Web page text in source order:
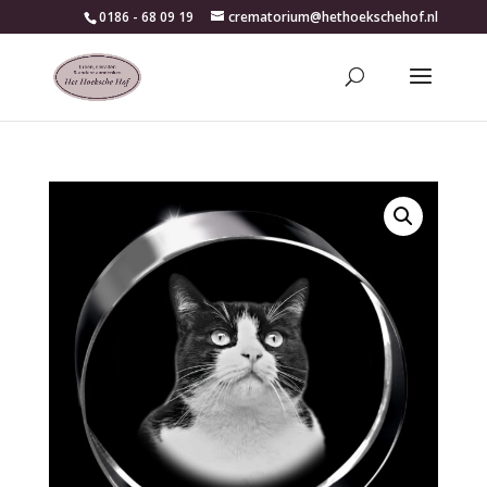
0186 - 68 09 19 crematorium@hethoekschehof.nl